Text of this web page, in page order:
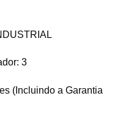
3
(Incluindo a Garantia